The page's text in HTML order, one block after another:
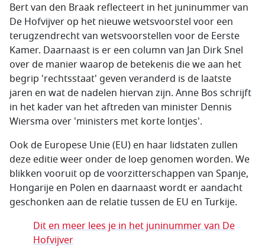
Bert van den Braak reflecteert in het juninummer van
De Hofvijver op het nieuwe wetsvoorstel voor een
terugzendrecht van wetsvoorstellen voor de Eerste
Kamer. Daarnaast is er een column van Jan Dirk Snel
over de manier waarop de betekenis die we aan het
begrip 'rechtsstaat' geven veranderd is de laatste
jaren en wat de nadelen hiervan zijn. Anne Bos schrijft
in het kader van het aftreden van minister Dennis
Wiersma over 'ministers met korte lontjes'.
Ook de Europese Unie (EU) en haar lidstaten zullen
deze editie weer onder de loep genomen worden. We
blikken vooruit op de voorzitterschappen van Spanje,
Hongarije en Polen en daarnaast wordt er aandacht
geschonken aan de relatie tussen de EU en Turkije.
Dit en meer lees je in het juninummer van De
Hofvijver